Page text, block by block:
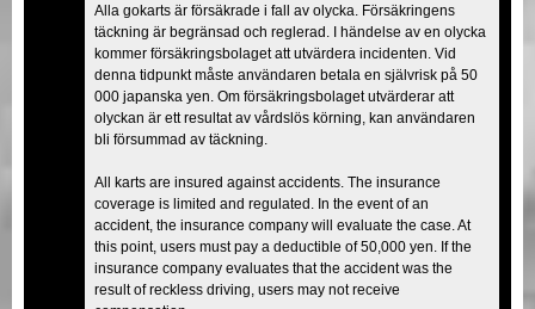
Alla gokarts är försäkrade i fall av olycka. Försäkringens
täckning är begränsad och reglerad. I händelse av en olycka
kommer försäkringsbolaget att utvärdera incidenten. Vid
denna tidpunkt måste användaren betala en självrisk på 50
000 japanska yen. Om försäkringsbolaget utvärderar att
olyckan är ett resultat av vårdslös körning, kan användaren
bli försummad av täckning.
All karts are insured against accidents. The insurance
coverage is limited and regulated. In the event of an
accident, the insurance company will evaluate the case. At
this point, users must pay a deductible of 50,000 yen. If the
insurance company evaluates that the accident was the
result of reckless driving, users may not receive